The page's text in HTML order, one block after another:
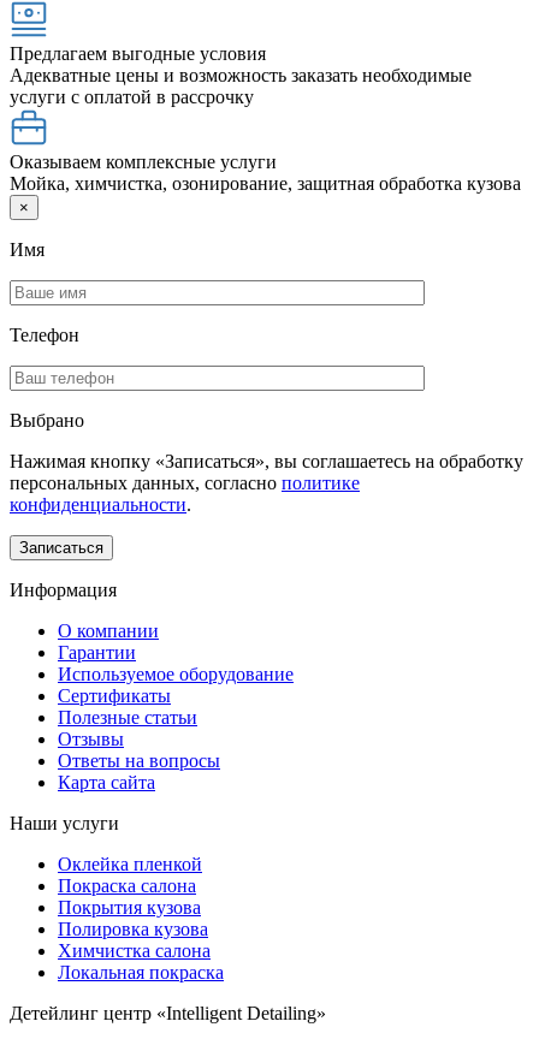
Предлагаем выгодные условия
Адекватные цены и возможность заказать необходимые
услуги с оплатой в рассрочку
Оказываем комплексные услуги
Мойка, химчистка, озонирование, защитная обработка кузова
×
Имя
Телефон
Выбрано
Нажимая кнопку «Записаться», вы соглашаетесь на обработку
персональных данных, согласно политике
конфиденциальности.
Информация
О компании
Гарантии
Используемое оборудование
Сертификаты
Полезные статьи
Отзывы
Ответы на вопросы
Карта сайта
Наши услуги
Оклейка пленкой
Покраска салона
Покрытия кузова
Полировка кузова
Химчистка салона
Локальная покраска
Детейлинг центр «Intelligent Detailing»